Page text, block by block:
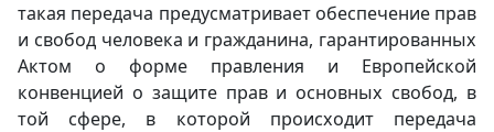
такая передача предусматривает обеспечение прав
и свобод человека и гражданина, гарантированных
Актом о форме правления и Европейской
конвенцией о защите прав и основных свобод, в
той сфере, в которой происходит передача